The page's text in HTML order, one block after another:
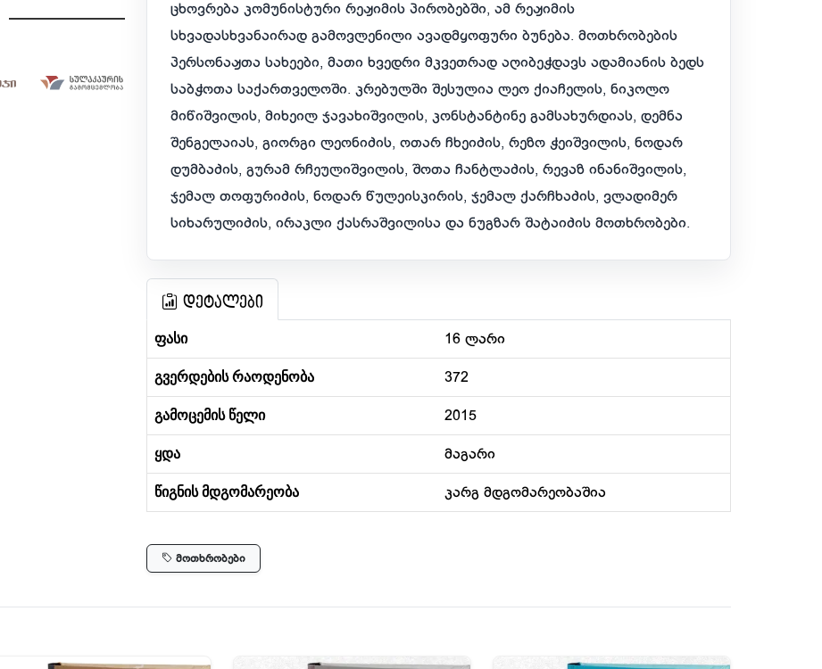
ცხოვრება კომუნისტური რეჟიმის პირობებში, ამ რეჟიმის
სხვადასხვანაირად გამოვლენილი ავადმყოფური ბუნება. მოთხრობების
პერსონაჟთა სახეები, მათი ხვედრი მკვეთრად აღიბეჭდავს ადამიანის ბედს
საბჭოთა საქართველოში. კრებულში შესულია ლეო ქიაჩელის, ნიკოლო
მიწიშვილის, მიხეილ ჯავახიშვილის, კონსტანტინე გამსახურდიას, დემნა
შენგელაიას, გიორგი ლეონიძის, ოთარ ჩხეიძის, რეზო ჭეიშვილის, ნოდარ
დუმბაძის, გურამ რჩეულიშვილის, შოთა ჩანტლაძის, რევაზ ინანიშვილის,
ჯემალ თოფურიძის, ნოდარ წულეისკირის, ჯემალ ქარჩხაძის, ვლადიმერ
სიხარულიძის, ირაკლი ქასრაშვილისა და ნუგზარ შატაიძის მოთხრობები.
დეტალები
ფასი 16 ლარი
გვერდების რაოდენობა 372
გამოცემის წელი 2015
ყდა მაგარი
წიგნის მდგომარეობა კარგ მდგომარეობაშია
მოთხრობები